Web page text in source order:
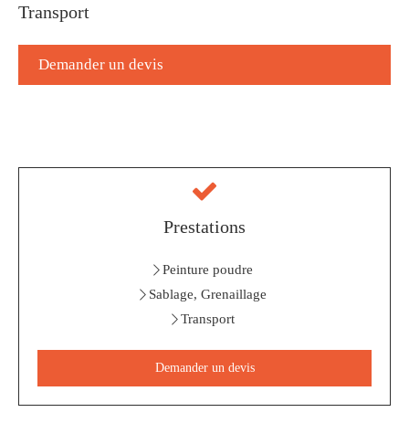
Transport
Demander un devis
Prestations
Peinture poudre
Sablage, Grenaillage
Transport
Demander un devis